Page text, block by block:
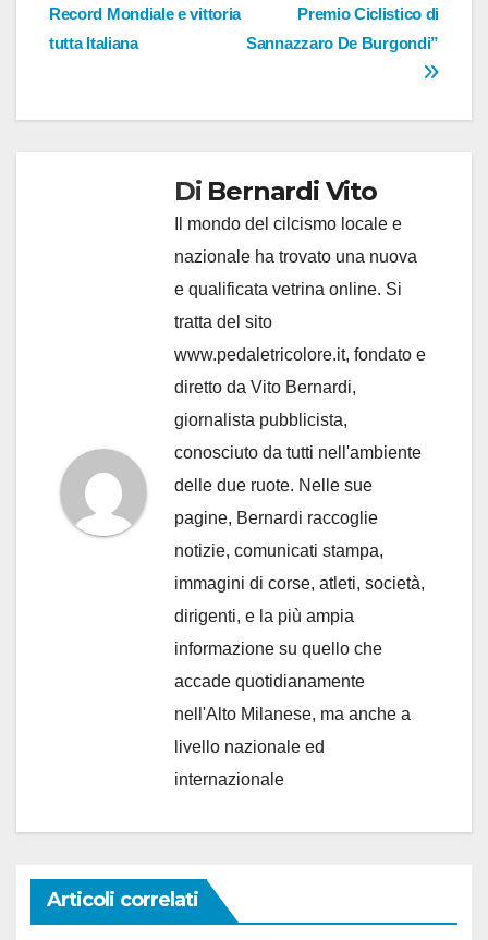
Premio Ciclistico di
Sannazzaro De Burgondi”
Record Mondiale e vittoria
tutta Italiana
Di Bernardi Vito
Il mondo del cilcismo locale e
nazionale ha trovato una nuova
e qualificata vetrina online. Si
tratta del sito
www.pedaletricolore.it, fondato e
diretto da Vito Bernardi,
giornalista pubblicista,
conosciuto da tutti nell'ambiente
delle due ruote. Nelle sue
pagine, Bernardi raccoglie
notizie, comunicati stampa,
immagini di corse, atleti, società,
dirigenti, e la più ampia
informazione su quello che
accade quotidianamente
nell'Alto Milanese, ma anche a
livello nazionale ed
internazionale
Articoli correlati